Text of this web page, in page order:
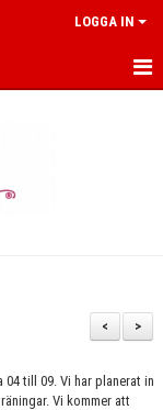
LOGGA IN
>
<
till 09. Vi har planerat in
Vi kommer att